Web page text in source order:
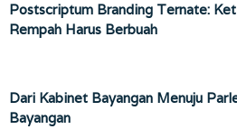
Postscriptum Branding Ternate:
Rempah Harus Berbuah
Dari Kabinet Bayangan Menuju
Bayangan